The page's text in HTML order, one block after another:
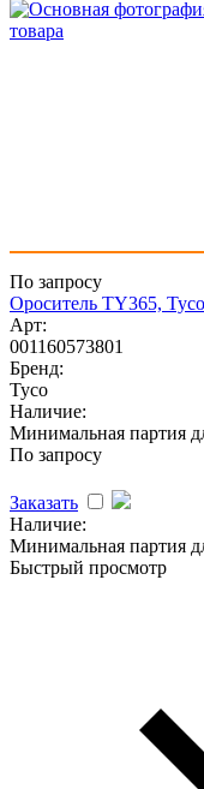
По запросу
Ороситель TY365, Tyco
Арт:
001160573801
Бренд:
Tyco
Наличие:
Минимальная партия
По запросу
Заказать
Наличие:
Минимальная партия
Быстрый просмотр